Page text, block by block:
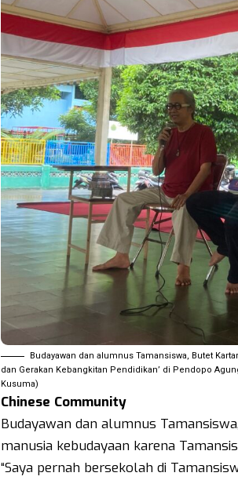
Budayawan dan alumnus Tamansiswa, Butet
dan Gerakan Kebangkitan Pendidikan’ di Pendopo
Kusuma)
Chinese Community
Budayawan dan alumnus
manusia kebudayaan karena
“Saya pernah bersekolah di